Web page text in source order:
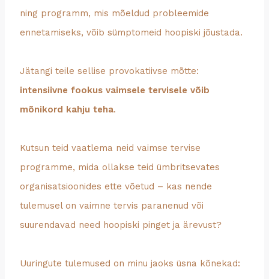
ning programm, mis mõeldud probleemide
ennetamiseks, võib sümptomeid hoopiski jõustada.
Jätangi teile sellise provokatiivse mõtte:
intensiivne fookus vaimsele tervisele võib
mõnikord kahju teha.
Kutsun teid vaatlema neid vaimse tervise
programme, mida ollakse teid ümbritsevates
organisatsioonides ette võetud – kas nende
tulemusel on vaimne tervis paranenud või
suurendavad need hoopiski pinget ja ärevust?
Uuringute tulemused on minu jaoks üsna kõnekad: